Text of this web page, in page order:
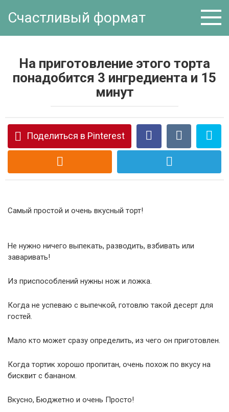
Счастливый формат
На приготовление этого торта
понадобится 3 ингредиента и 15
минут
Поделиться в Pinterest
Самый простой и очень вкусный торт!
Не нужно ничего выпекать, разводить, взбивать или
заваривать!
Из приспособлений нужны нож и ложка.
Когда не успеваю с выпечкой, готовлю такой десерт для
гостей.
Мало кто может сразу определить, из чего он приготовлен.
Когда тортик хорошо пропитан, очень похож по вкусу на
бисквит с бананом.
Вкусно, Бюджетно и очень Просто!